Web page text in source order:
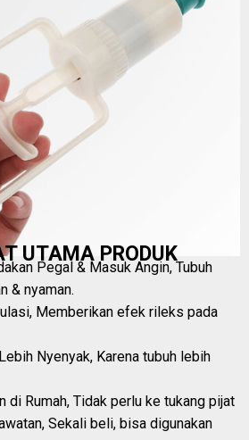
UTAMA PRODUK
Pegal & Masuk Angin, Tubuh
& nyaman.
Memberikan efek rileks pada
Nyenyak, Karena tubuh lebih
di Rumah, Tidak perlu ke tukang pijat
Sekali beli, bisa digunakan